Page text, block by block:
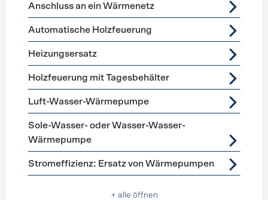
Anschluss an ein Wärmenetz
Automatische Holzfeuerung
Heizungsersatz
Holzfeuerung mit Tagesbehälter
Luft-Wasser-Wärmepumpe
Sole-Wasser- oder Wasser-Wasser-
Wärmepumpe
Stromeffizienz: Ersatz von Wärmepumpen
+ alle öffnen